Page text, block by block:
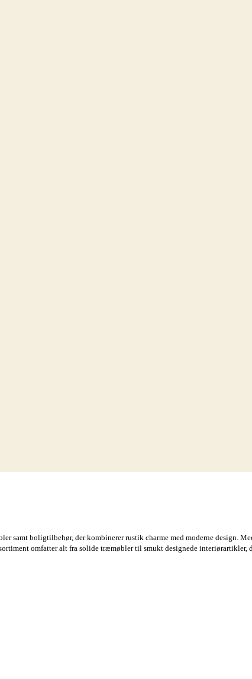
samt boligtilbehør, der kombinerer rustik charme med moderne design.
omfatter alt fra solide træmøbler til smukt designede interiørartikler,